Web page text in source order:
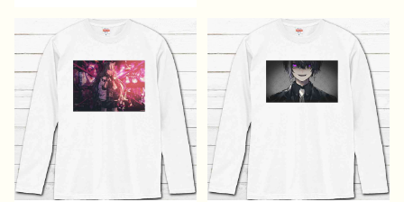
気 イラストレーター 絵
師 クリエイター 長袖T
シャツ ロングTシャツ オ
リジナル デザイン グッ
ズ タイトル：つるせpatter
n37 作：つるせ E-4
髪 白髪 銀髪 タイトス
カート 生足 絶対領域
ネコミミ風 猫耳風 メン
ズ レディース おすす
め 個性的 人気 イラス
トレーター クリエイター
絵師 オリジナル デザイ
ン グッズ 白 長袖Tシャ
ツ ロングtシャツ ロンT
シャツ タイトル：黒野京デ